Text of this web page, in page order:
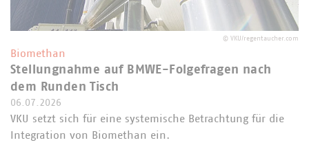
© VKU/regentaucher.com
Biomethan
Stellungnahme auf BMWE-Folgefragen nach
dem Runden Tisch
06.07.2026
VKU setzt sich für eine systemische Betrachtung für die
Integration von Biomethan ein.